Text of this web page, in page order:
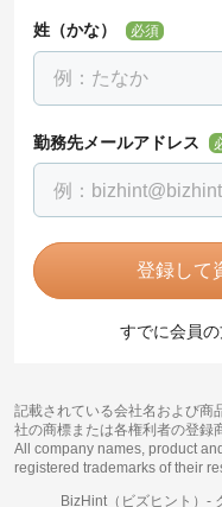
姓（かな） 必須
勤務先メールアドレス
登録して
すでに会員
記載されている会社名および商
社の商標または各権利者の登録
All company names, product
registered trademarks of their
BizHint（ビズヒント）-